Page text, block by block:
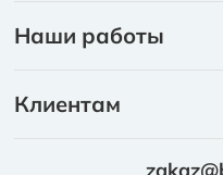
Каталоги
Брошюры на скобе
Наши работы
Клиентам